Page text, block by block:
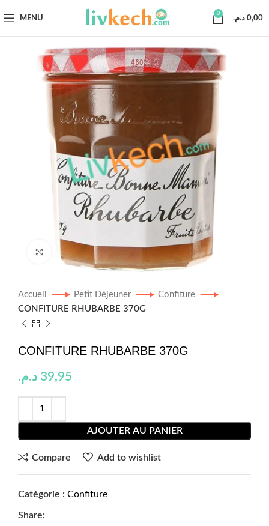
MENU
0
0,00 د.م.
Click to enlarge
Accueil Petit Déjeuner
Confiture
CONFITURE RHUBARBE 370G
CONFITURE RHUBARBE 370G
39,95 د.م.
AJOUTER AU PANIER
Compare Add to wishlist
Catégorie : Confiture
Share: